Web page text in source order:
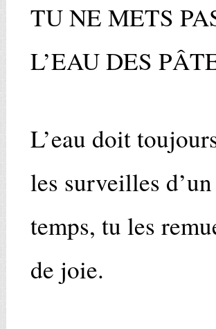
TU NE METS
L’EAU DES
L’eau doit
les surveilles
temps, tu les
de joie.